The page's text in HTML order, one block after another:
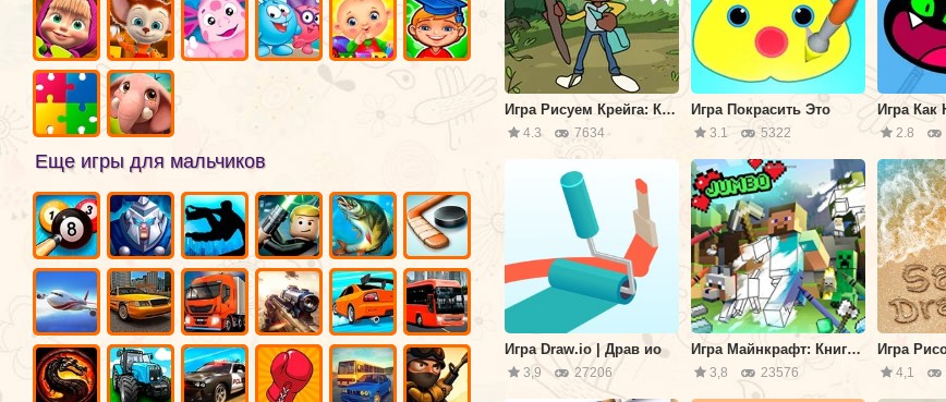
Еще игры для мальчиков
Игра Рисуем Крейга: Крэйг из царства Ручья
4.3 7634
Игра Покрасить Это
3.1 5322 2.8
Игра Draw.io | Драв ио
3,9 27206
Игра Майнкрафт: Книга Раскрасок
3,8 23576 4,1